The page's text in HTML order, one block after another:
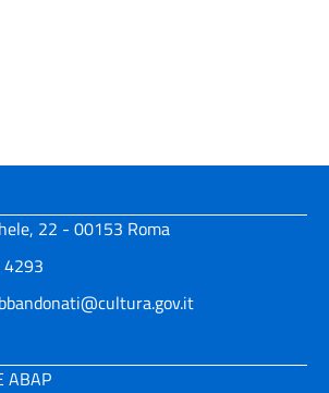
22 - 00153 Roma
ABAP